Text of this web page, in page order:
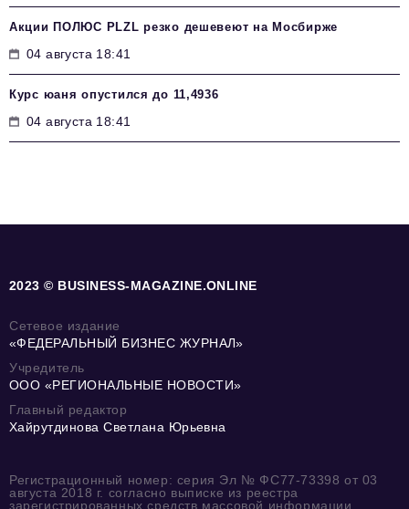
Акции ПОЛЮС PLZL резко дешевеют на Мосбирже
04 августа 18:41
Курс юаня опустился до 11,4936
04 августа 18:41
2023 © BUSINESS-MAGAZINE.ONLINE
Сетевое издание
«ФЕДЕРАЛЬНЫЙ БИЗНЕС ЖУРНАЛ»
Учредитель
ООО «РЕГИОНАЛЬНЫЕ НОВОСТИ»
Главный редактор
Хайрутдинова Светлана Юрьевна
Регистрационный номер: серия Эл № ФС77-73398 от 03
августа 2018 г. согласно выписке из реестра
зарегистрированных средств массовой информации